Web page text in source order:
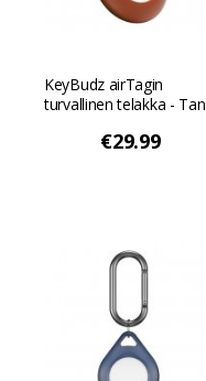
KeyBudz airTagin
turvallinen telakka - Tan
€29.99